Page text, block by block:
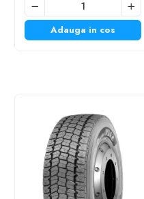
Adauga in cos